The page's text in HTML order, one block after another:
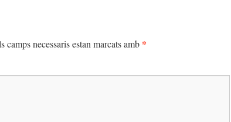
camps necessaris estan marcats amb *